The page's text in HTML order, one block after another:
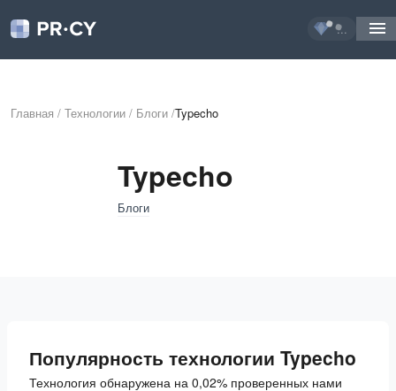
...
Главная / Технологии / Блоги /Typecho
Typecho
Блоги
Популярность технологии Typecho
Технология обнаружена на 0,02% проверенных нами